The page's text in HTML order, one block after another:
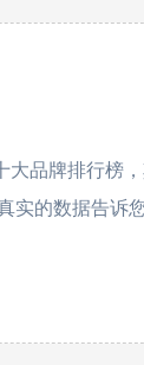
大品牌排行榜
实的数据告诉